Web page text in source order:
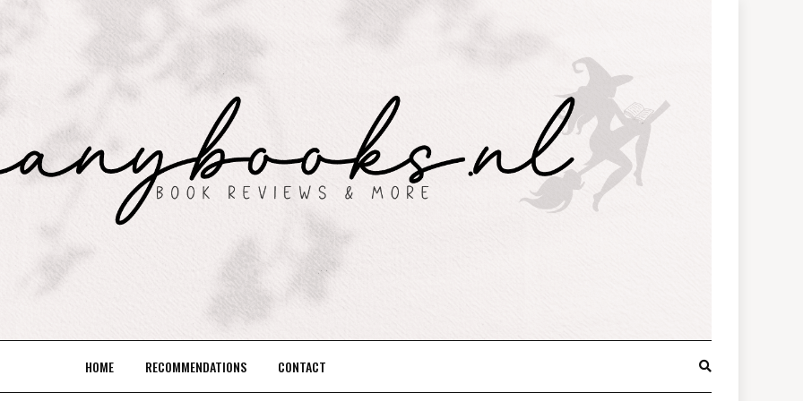
HOME RECOMMENDATIONS CONTACT